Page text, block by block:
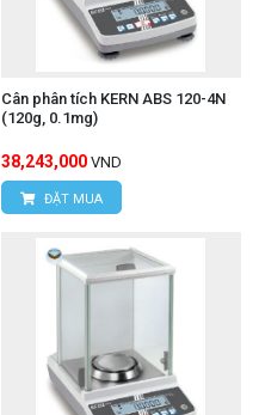
Cân phân tích KERN ABS 120-4N
(120g, 0.1mg)
38,243,000 VND
ĐẶT MUA